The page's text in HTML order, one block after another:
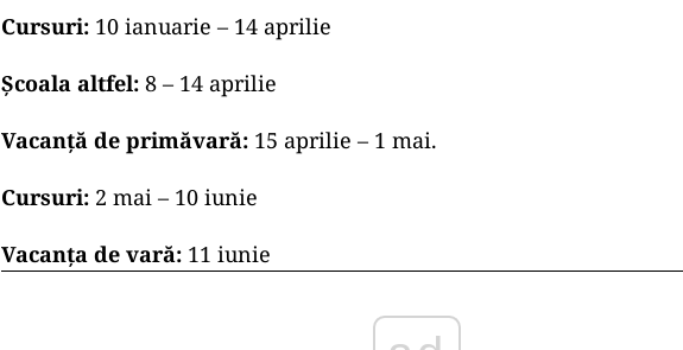
Cursuri: 10 ianuarie – 14 aprilie
Școala altfel: 8 – 14 aprilie
Vacanță de primăvară: 15 aprilie – 1 mai.
Cursuri: 2 mai – 10 iunie
Vacanța de vară: 11 iunie